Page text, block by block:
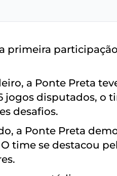
primeira
a Ponte Preta
jogos disputados, o
desafios.
a Ponte Preta
time se destacou